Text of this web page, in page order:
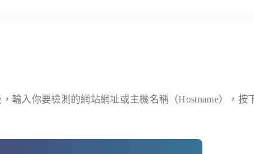
輸入你要檢測的網站網址或主機名稱（Hostname），按